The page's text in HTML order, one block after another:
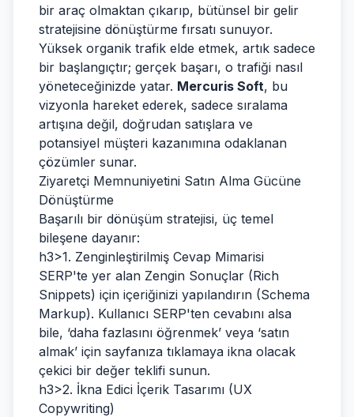
bir araç olmaktan çıkarıp, bütünsel bir gelir
stratejisine dönüştürme fırsatı sunuyor.
Yüksek organik trafik elde etmek, artık sadece
bir başlangıçtır; gerçek başarı, o trafiği nasıl
yöneteceğinizde yatar. Mercuris Soft, bu
vizyonla hareket ederek, sadece sıralama
artışına değil, doğrudan satışlara ve
potansiyel müşteri kazanımına odaklanan
çözümler sunar.
Ziyaretçi Memnuniyetini Satın Alma Gücüne
Dönüştürme
Başarılı bir dönüşüm stratejisi, üç temel
bileşene dayanır:
h3>1. Zenginleştirilmiş Cevap Mimarisi
SERP'te yer alan Zengin Sonuçlar (Rich
Snippets) için içeriğinizi yapılandırın (Schema
Markup). Kullanıcı SERP'ten cevabını alsa
bile, ‘daha fazlasını öğrenmek’ veya ‘satın
almak’ için sayfanıza tıklamaya ikna olacak
çekici bir değer teklifi sunun.
h3>2. İkna Edici İçerik Tasarımı (UX
Copywriting)